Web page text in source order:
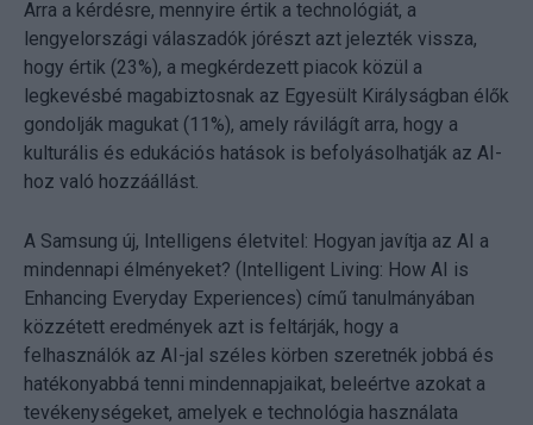
Arra a kérdésre, mennyire értik a technológiát, a
lengyelországi válaszadók jórészt azt jelezték vissza,
hogy értik (23%), a megkérdezett piacok közül a
legkevésbé magabiztosnak az Egyesült Királyságban élők
gondolják magukat (11%), amely rávilágít arra, hogy a
kulturális és edukációs hatások is befolyásolhatják az AI-
hoz való hozzáállást.
A Samsung új, Intelligens életvitel: Hogyan javítja az AI a
mindennapi élményeket? (Intelligent Living: How AI is
Enhancing Everyday Experiences) című tanulmányában
közzétett eredmények azt is feltárják, hogy a
felhasználók az AI-jal széles körben szeretnék jobbá és
hatékonyabbá tenni mindennapjaikat, beleértve azokat a
tevékenységeket, amelyek e technológia használata